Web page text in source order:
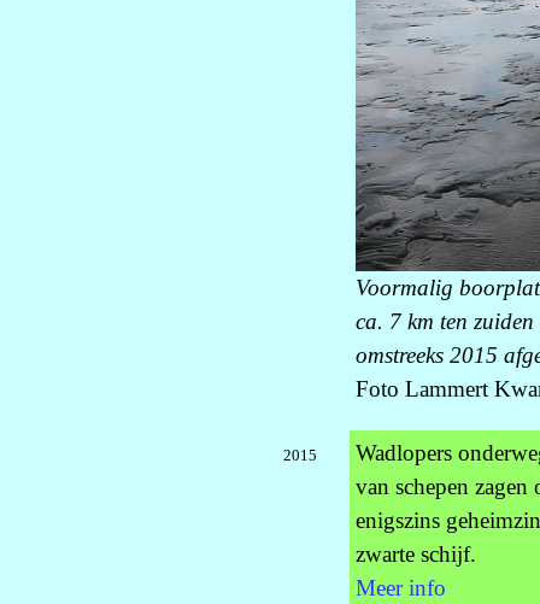
Voormalig
ca. 7 km ten
omstreeks 2015
Foto Lammert
2015
Wadlopers
van schepen
enigszins
zwarte schijf.
Meer info